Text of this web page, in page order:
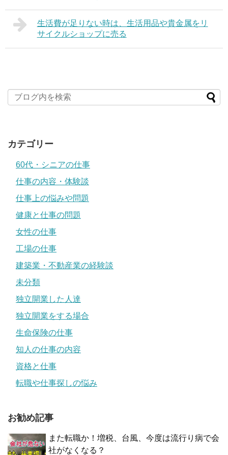
生活費が足りない時は、生活用品や貴金属をリ
サイクルショップに売る
カテゴリー
60代・シニアの仕事
仕事の内容・体験談
仕事上の悩みや問題
健康と仕事の問題
女性の仕事
工場の仕事
建築業・不動産業の経験談
未分類
独立開業した人達
独立開業をする場合
生命保険の仕事
知人の仕事の内容
資格と仕事
転職や仕事探しの悩み
お勧め記事
また転職か！増税、台風、今度は流行り病で会
社がなくなる？